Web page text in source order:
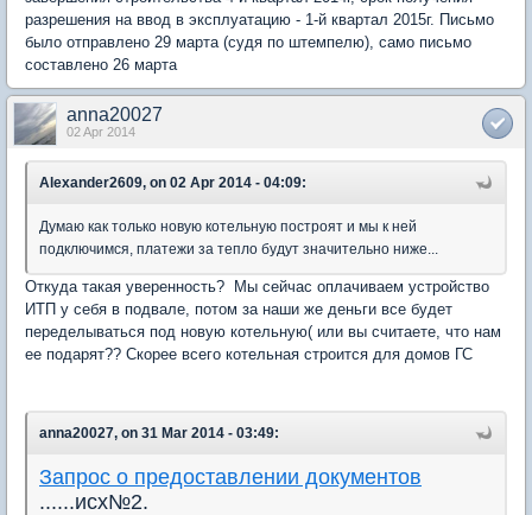
разрешения на ввод в эксплуатацию - 1-й квартал 2015г. Письмо
было отправлено 29 марта (судя по штемпелю), само письмо
составлено 26 марта
anna20027
02 Apr 2014
Alexander2609, on 02 Apr 2014 - 04:09:
Думаю как только новую котельную построят и мы к ней
подключимся, платежи за тепло будут значительно ниже...
Откуда такая уверенность? Мы сейчас оплачиваем устройство
ИТП у себя в подвале, потом за наши же деньги все будет
переделываться под новую котельную( или вы считаете, что нам
ее подарят?? Скорее всего котельная строится для домов ГС
anna20027, on 31 Mar 2014 - 03:49:
Запрос о предоставлении документов
......исх№2.